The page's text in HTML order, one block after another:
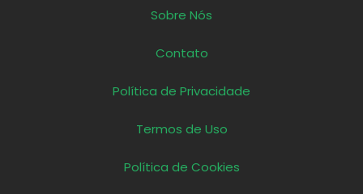
Sobre Nós
Contato
Política de Privacidade
Termos de Uso
Política de Cookies